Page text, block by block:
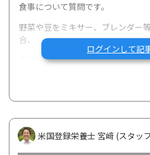
食事について質問です。
野菜や豆をミキサー、ブレンダー
合、
食物繊維はどういう状態なのでし
ペースト状にして摂取した方がお
ログインして記
米国登録栄養士 宮﨑 (スタッ